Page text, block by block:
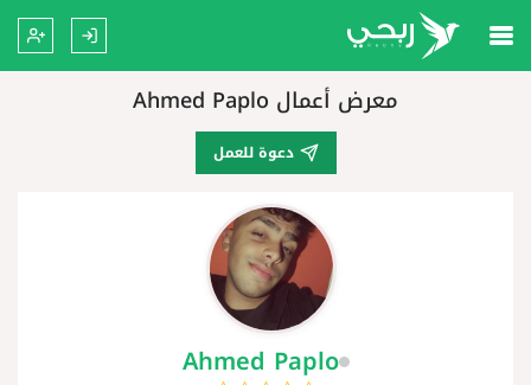
معرض أعمال Ahmed Paplo
دعوة للعمل
Ahmed Paplo